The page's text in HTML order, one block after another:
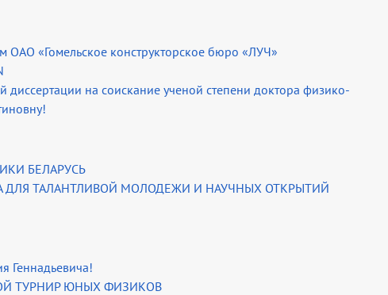
ОАО «Гомельское конструкторское бюро «ЛУЧ»
на соискание ученой степени доктора физико-
БЕЛАРУСЬ
ДЛЯ ТАЛАНТЛИВОЙ МОЛОДЕЖИ И НАУЧНЫХ ОТКРЫТИЙ
Геннадьевича!
ТУРНИР ЮНЫХ ФИЗИКОВ